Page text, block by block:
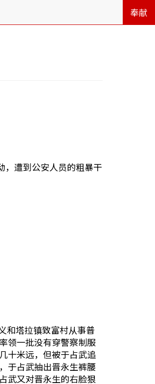
奉献
，遭到公安人员的粗暴干
和塔拉镇致富村从事普
领一批没有穿警察制服
十米远，但被于占武追
于占武抽出晋永生裤腰
武又对晋永生的右脸狠